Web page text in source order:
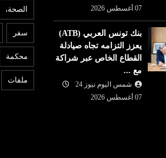
07 أغسطس 2026
بنك تونس العربي (ATB)
يعزز التزامه تجاه صيادلة
القطاع الخاص عبر شراكة
مع ...
شمس اليوم نيوز 24
07 أغسطس 2026
الصحة،
سفر
محكمة
ملفات
شمس اليوم نيوز 24
07 أغسطس
2026
محكمة أميركية تأمر شركة ميتا
بدفع نصف مليار دولار لتسببها
بـ'ضرر عام'